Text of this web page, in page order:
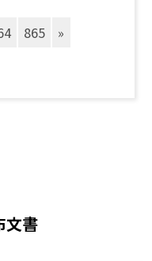
865 »
文書